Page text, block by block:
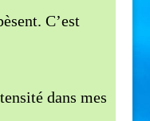
C’est
dans mes